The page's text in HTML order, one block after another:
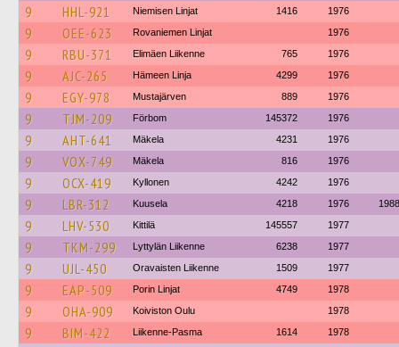
9 HHL-921 Niemisen Linjat 1416 1976
9 OEE-623 Rovaniemen Linjat 1976
9 RBU-371 Elimäen Liikenne 765 1976
9 AJC-265 Hämeen Linja 4299 1976
9 EGY-978 Mustajärven 889 1976
9 TJM-209 Förbom 145372 1976
9 AHT-641 Mäkela 4231 1976
9 VOX-749 Mäkela 816 1976
9 OCX-419 Kyllonen 4242 1976
9 LBR-312 Kuusela 4218 1976 1988
9 LHV-530 Kittilä 145557 1977
9 TKM-299 Lyttylän Liikenne 6238 1977
9 UJL-450 Oravaisten Liikenne 1509 1977
9 EAP-509 Porin Linjat 4749 1978
9 OHA-909 Koiviston Oulu 1978
9 BIM-422 Liikenne-Pasma 1614 1978